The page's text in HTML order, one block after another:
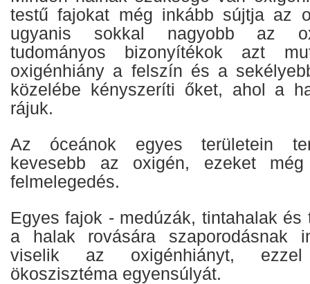
testű fajokat még inkább sújtja az
ugyanis sokkal nagyobb az
tudományos bizonyítékok azt
oxigénhiány a felszín és a
közelébe kényszeríti őket, ahol a
rájuk.
Az óceánok egyes területein
kevesebb az oxigén, ezeket
felmelegedés.
Egyes fajok - medúzák, tintahalak és
a halak rovására szaporodásnak
viselik az oxigénhiányt,
ökoszisztéma egyensúlyát.